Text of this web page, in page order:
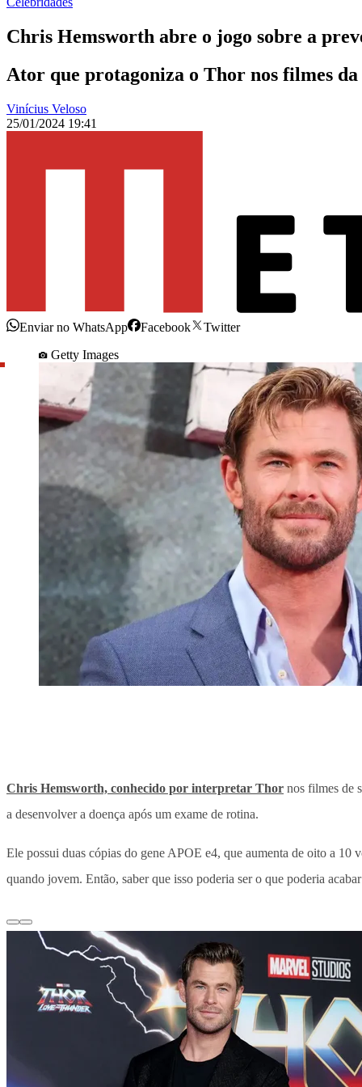
Chris Hemsworth abre o jogo sobre a
Ator que protagoniza o Thor nos filmes
Vinícius Veloso
25/01/2024 19:41
Enviar no WhatsApp Facebook
Twitter
Getty Images
Chris Hemsworth, conhecido por interpretar Thor nos filmes de
a desenvolver a doença após um exame de rotina.
Ele possui duas cópias do gene APOE e4, que aumenta de oito a 10
quando jovem. Então, saber que isso poderia ser o que poderia